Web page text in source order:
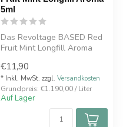
5ml
Das Revoltage BASED Red
Fruit Mint Longfill Aroma
mi...
€11,90
* Inkl. MwSt. zzgl. Versandkosten
Grundpreis: €1.190,00 / Liter
Auf Lager